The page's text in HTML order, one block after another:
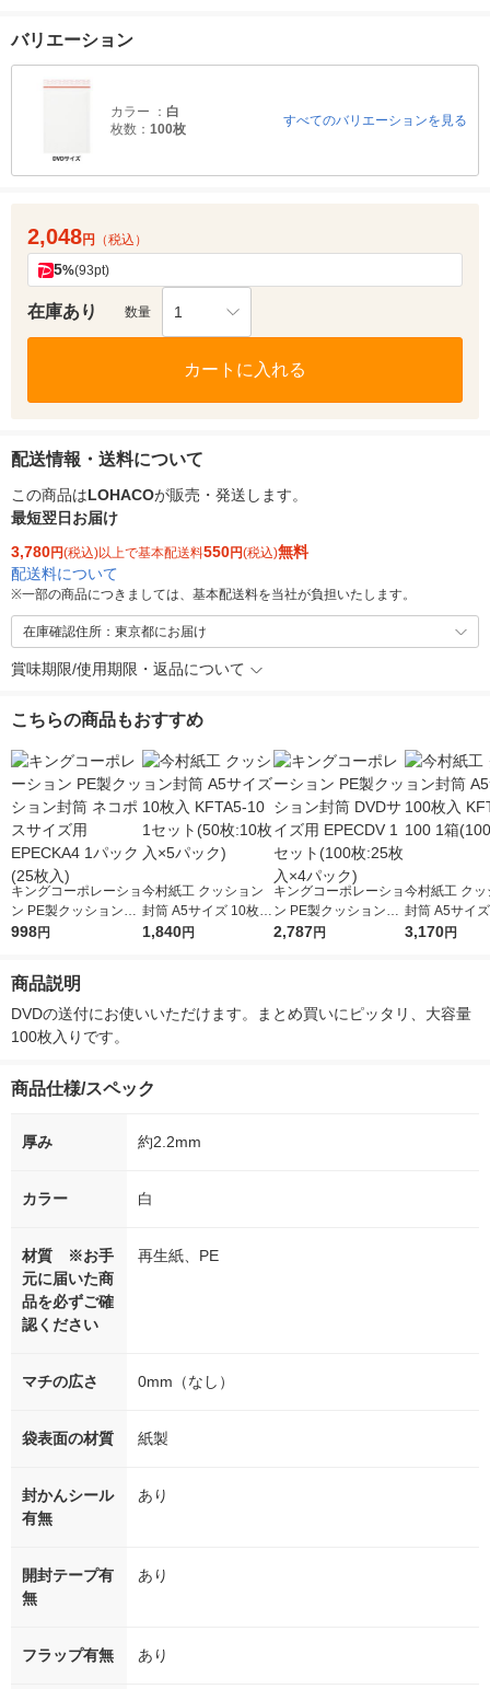
バリエーション
カラー ： 白
枚数： 100枚
すべてのバリエーションを見る
2,048円 （税込）
5%(93pt)
在庫あり 数量 1
カートに入れる
配送情報・送料について
この商品はLOHACOが販売・発送します。
最短翌日お届け
3,780円(税込)以上で基本配送料550円(税込)無料
配送料について
※一部の商品につきましては、基本配送料を当社が負担いたします。
在庫確認住所：東京都にお届け
賞味期限/使用期限・返品について
こちらの商品もおすすめ
キングコーポレーショ
ン PE製クッション封
筒 ネコポスサイズ用
998円
今村紙工 クッション
封筒 A5サイズ 10枚入
KFTA5-10 1セット(50
1,840円
キングコーポレーショ
ン PE製クッション封
筒 DVDサイズ用 EPE
2,787円
今村紙工 クッ
封筒 A5サイ
入 KFTA5-
3,170円
商品説明
DVDの送付にお使いいただけます。まとめ買いにピッタリ、大容量
100枚入りです。
商品仕様/スペック
厚み 約2.2mm
カラー 白
材質 ※お手
元に届いた商
品を必ずご確
認ください
再生紙、PE
マチの広さ 0mm（なし）
袋表面の材質 紙製
封かんシール
有無
あり
開封テープ有
無
あり
フラップ有無 あり